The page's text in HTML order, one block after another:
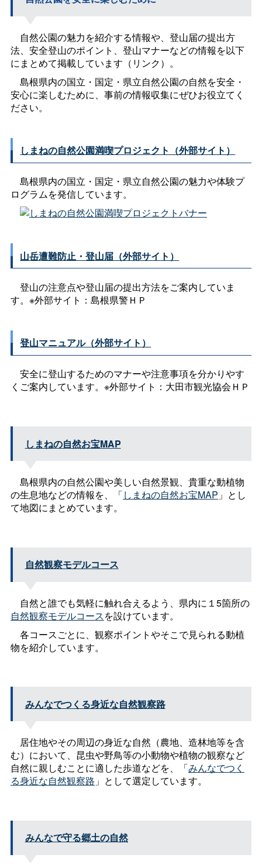
自然公園の魅力を紹介する情報や、登山届の提出方
法、安全登山のポイント、登山マナーなどの情報を以下
にまとめて掲載しています（リンク）。
島根県内の国立・国定・県立自然公園の自然を安全・
安心に楽しむために、事前の情報収集にぜひお役立てく
ださい。
しまねの自然公園満喫プロジェクト（外部サイト）
島根県内の国立・国定・県立自然公園の魅力や体験プ
ログラムを発信しています。
山岳遭難防止・登山届（外部サイト）
登山の注意点や登山届の提出方法をご案内していま
す。※外部サイト：島根県警ＨＰ
登山マニュアル（外部サイト）
安全に登山するためのマナーや注意事項を分かりやす
くご案内しています。※外部サイト：大田市観光協会ＨＰ
しまねの自然お宝MAP
島根県内の自然公園や美しい自然景観、貴重な動植物
の生息地などの情報を、「しまねの自然お宝MAP 」とし
て地図にまとめています。
自然観察モデルコース
自然と誰でも気軽に触れ合えるよう、県内に１5箇所の
自然観察モデルコースを設けています。
各コースごとに、観察ポイントやそこで見られる動植
物を紹介しています。
みんなでつくる身近な自然観察路
居住地やその周辺の身近な自然（農地、造林地等を含
む）において、昆虫や野鳥等の小動物や植物の観察など
自然に親しむことに適した歩道などを、「みんなでつく
る身近な自然観察路 」として選定しています。
みんなで守る郷土の自然